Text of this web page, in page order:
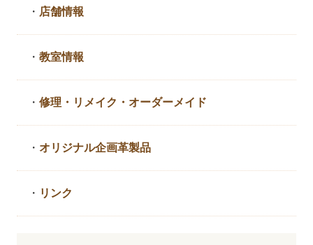
・ 店舗情報
・教室情報
・修理・リメイク・ オーダーメイド
・ オリジナル企画革製品
・ リンク